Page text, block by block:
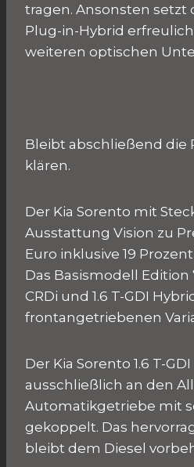
tragen. Ansonsten setzt
Plug-in-Hybrid
weiteren optischen
Bleibt abschließend die
klären.
Der Kia Sorento mit
Ausstattung Vision zu
Euro inklusive 19
Das Basismodell Edition
CRDi und 1.6 T-GDI
frontangetriebenen
Der Kia Sorento 1.6 T-
ausschließlich an den
Automatikgetriebe mit
gekoppelt. Das
bleibt dem Diesel